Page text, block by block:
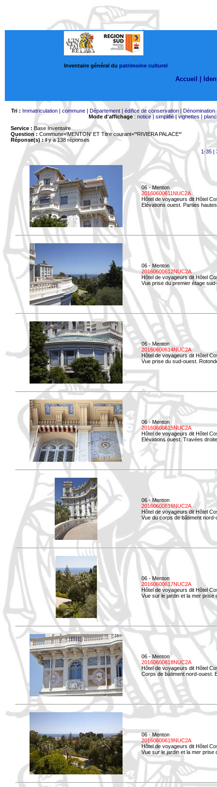
Inventaire général du patrimoine culturel
Accueil |
Tri : Immatriculation| commune| Département| édifice de conservation| Dénomination
Mode d'affichage: notice| simplifié|vignettes |
Service : Base Inventaire
Question : Commune='MENTON' ET Titre courant='*RIVIERA PALACE*'
Réponse(s) :il y a 138 réponses
1-35|
06 - Menton
20160600611NUC2A
Hôtel de voyageurs dit Hôtel
Elévations ouest. Parties
06 - Menton
20160600612NUC2A
Hôtel de voyageurs dit Hôtel
Vue prise du premier étage
06 - Menton
20160600614NUC2A
Hôtel de voyageurs dit Hôtel
Vue prise du sud-ouest.
06 - Menton
20160600615NUC2A
Hôtel de voyageurs dit Hôtel
Elévations ouest. Travées
06 - Menton
20160600616NUC2A
Hôtel de voyageurs dit Hôtel
Vue du corps de bâtiment
06 - Menton
20160600617NUC2A
Hôtel de voyageurs dit Hôtel
Vue sur le jardin et la mer prise
06 - Menton
20160600618NUC2A
Hôtel de voyageurs dit Hôtel
Corps de bâtiment nord-ouest.
06 - Menton
20160600619NUC2A
Hôtel de voyageurs dit Hôtel
Vue sur le jardin et la mer prise